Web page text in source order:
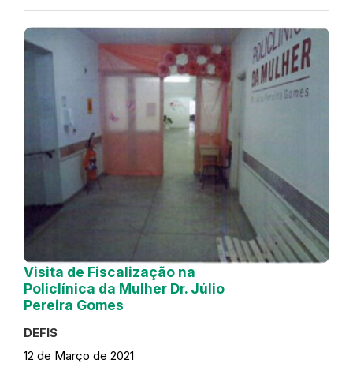
Visita de Fiscalização na
Policlínica da Mulher Dr. Júlio
Pereira Gomes
DEFIS
12 de Março de 2021